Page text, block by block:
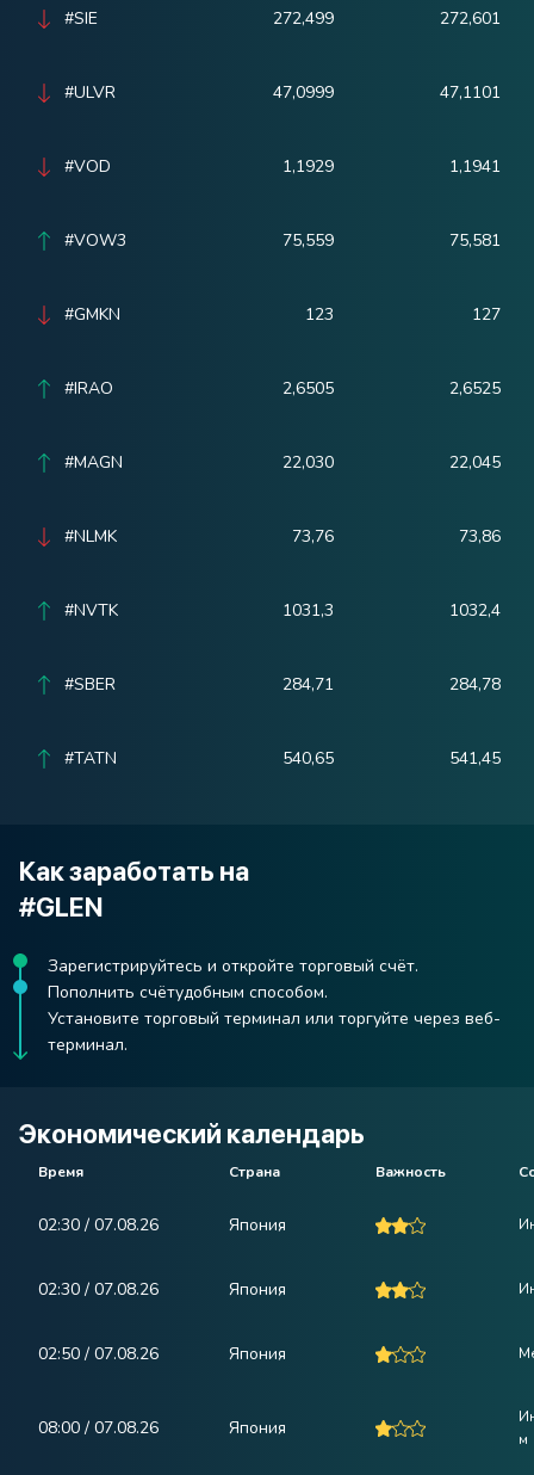
#SIE 272,499 272,601
#ULVR 47,0999 47,1101
#VOD 1,1929 1,1941
#VOW3 75,559 75,581
#GMKN 123 127
#IRAO 2,6505 2,6525
#MAGN 22,030 22,045
#NLMK 73,76 73,86
#NVTK 1031,3 1032,4
#SBER 284,71 284,78
#TATN 540,65 541,45
Как заработать на
#GLEN
Зарегистрируйтесь и откройте торговый счёт.
Пополнить счётудобным способом.
Установите торговый терминал или торгуйте через веб-
терминал.
Экономический календарь
Время Страна Важность
02:30 / 07.08.26 Япония
02:30 / 07.08.26 Япония
02:50 / 07.08.26 Япония
08:00 / 07.08.26 Япония
м